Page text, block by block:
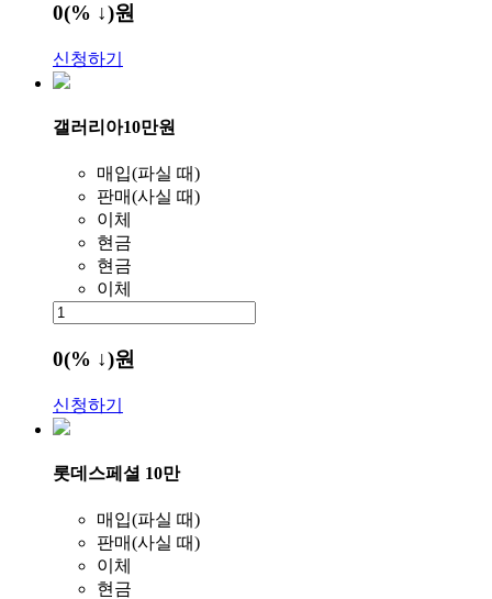
0(% ↓)원
신청하기
갤러리아10만원
매입(파실 때)
판매(사실 때)
이체
현금
현금
이체
0(% ↓)원
신청하기
롯데스페셜 10만
매입(파실 때)
판매(사실 때)
이체
현금